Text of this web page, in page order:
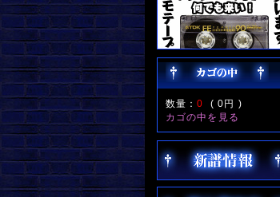
数量：0 (0円 )
カゴの中を見る